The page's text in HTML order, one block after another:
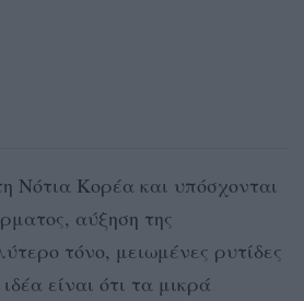
Νότια Κορέα και υπόσχονται
αύξηση της
τόνο, μειωμένες ρυτίδες
είναι ότι τα μικρά